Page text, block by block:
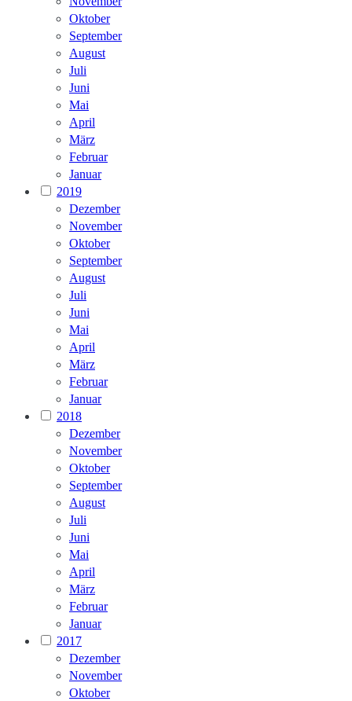
Oktober
September
August
Juli
Juni
Mai
April
März
Februar
Januar
2019
Dezember
November
Oktober
September
August
Juli
Juni
Mai
April
März
Februar
Januar
2018
Dezember
November
Oktober
September
August
Juli
Juni
Mai
April
März
Februar
Januar
2017
Dezember
November
Oktober